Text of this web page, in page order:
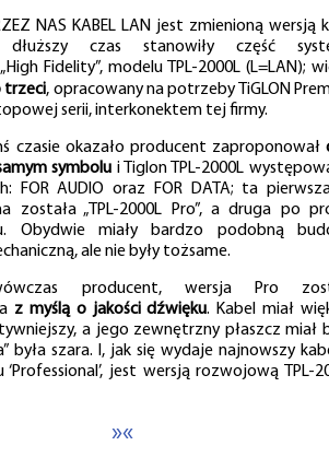
NAS KABEL LAN jest zmienioną wersją
czas stanowiły część
Fidelity”, modelu TPL-2000L (L=LAN);
trzeci, opracowany na potrzeby TiGLON
serii, interkonektem tej firmy.
czasie okazało producent zaproponował
symbolu i Tiglon TPL-2000L
FOR AUDIO oraz FOR DATA; ta
została „TPL-2000L Pro”, a druga po
Obydwie miały bardzo podobną
ale nie były tożsame.
producent, wersja Pro
z myślą o jakości dźwięku. Kabel miał
a jego zewnętrzny płaszcz miał
była szara. I, jak się wydaje najnowszy
‘Professional’, jest wersją rozwojową TPL-
»«